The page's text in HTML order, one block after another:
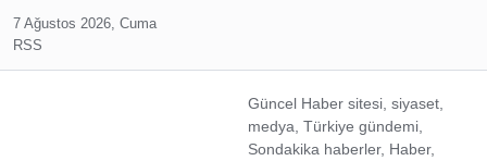
7 Ağustos 2026, Cuma
RSS
Güncel Haber sitesi, siyaset,
medya, Türkiye gündemi,
Sondakika haberler, Haber,